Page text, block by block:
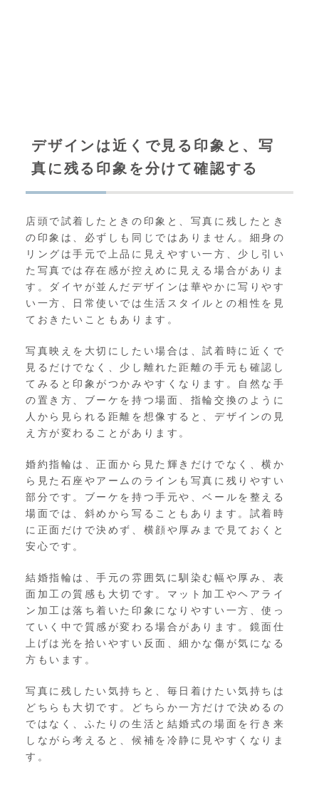
デザインは近くで見る印象と、写
真に残る印象を分けて確認する
店頭で試着したときの印象と、写真に残したとき
の印象は、必ずしも同じではありません。細身の
リングは手元で上品に見えやすい一方、少し引い
た写真では存在感が控えめに見える場合がありま
す。ダイヤが並んだデザインは華やかに写りやす
い一方、日常使いでは生活スタイルとの相性を見
ておきたいこともあります。
写真映えを大切にしたい場合は、試着時に近くで
見るだけでなく、少し離れた距離の手元も確認し
てみると印象がつかみやすくなります。自然な手
の置き方、ブーケを持つ場面、指輪交換のように
人から見られる距離を想像すると、デザインの見
え方が変わることがあります。
婚約指輪は、正面から見た輝きだけでなく、横か
ら見た石座やアームのラインも写真に残りやすい
部分です。ブーケを持つ手元や、ベールを整える
場面では、斜めから写ることもあります。試着時
に正面だけで決めず、横顔や厚みまで見ておくと
安心です。
結婚指輪は、手元の雰囲気に馴染む幅や厚み、表
面加工の質感も大切です。マット加工やヘアライ
ン加工は落ち着いた印象になりやすい一方、使っ
ていく中で質感が変わる場合があります。鏡面仕
上げは光を拾いやすい反面、細かな傷が気になる
方もいます。
写真に残したい気持ちと、毎日着けたい気持ちは
どちらも大切です。どちらか一方だけで決めるの
ではなく、ふたりの生活と結婚式の場面を行き来
しながら考えると、候補を冷静に見やすくなりま
す。